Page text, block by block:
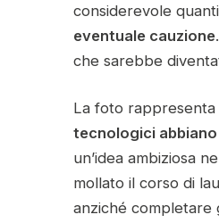
considerevole
eventuale cauzione
che sarebbe
La foto rappresenta
tecnologici
un’idea ambiziosa
mollato il corso di
anziché completare